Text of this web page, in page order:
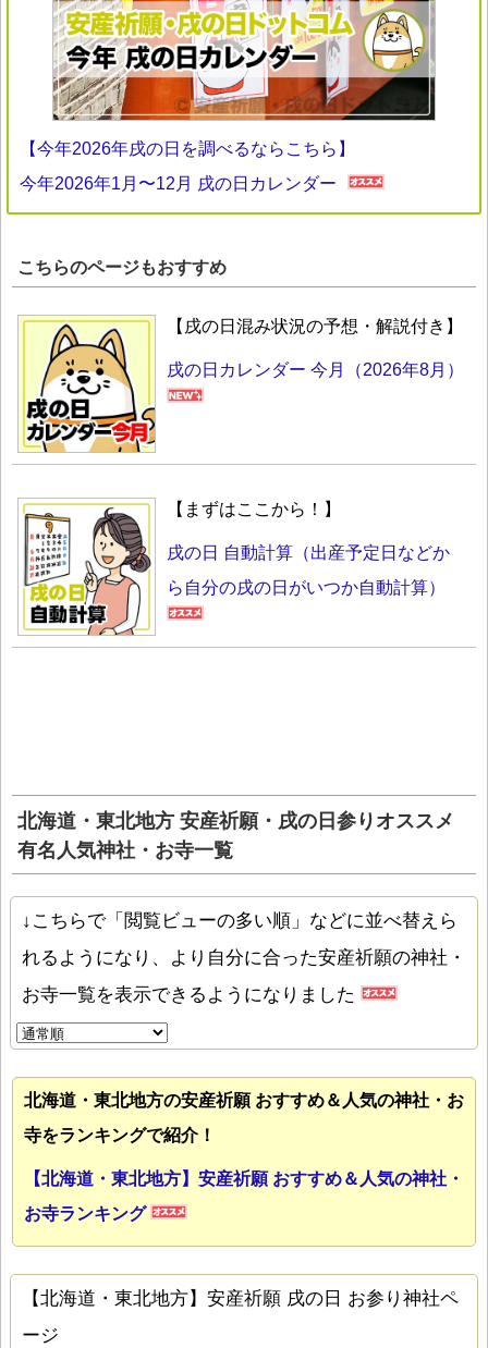
【今年2026年戌の日を調べるならこちら】
今年2026年1月〜12月 戌の日カレンダー
こちらのページもおすすめ
【戌の日混み状況の予想・解説付き】
戌の日カレンダー 今月（2026年8月）
【まずはここから！】
戌の日 自動計算（出産予定日などか
ら自分の戌の日がいつか自動計算）
北海道・東北地方 安産祈願・戌の日参りオススメ
有名人気神社・お寺一覧
↓こちらで「閲覧ビューの多い順」などに並べ替えら
れるようになり、より自分に合った安産祈願の神社・
お寺一覧を表示できるようになりました
北海道・東北地方の安産祈願 おすすめ＆人気の神社・お
寺をランキングで紹介！
【北海道・東北地方】安産祈願 おすすめ＆人気の神社・
お寺ランキング
【北海道・東北地方】安産祈願 戌の日 お参り神社ペ
ージ